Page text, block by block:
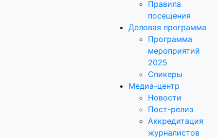
Правила
посещения
Деловая программа
Программа
мероприятий
2025
Спикеры
Медиа-центр
Новости
Пост-релиз
Аккредитация
журналистов